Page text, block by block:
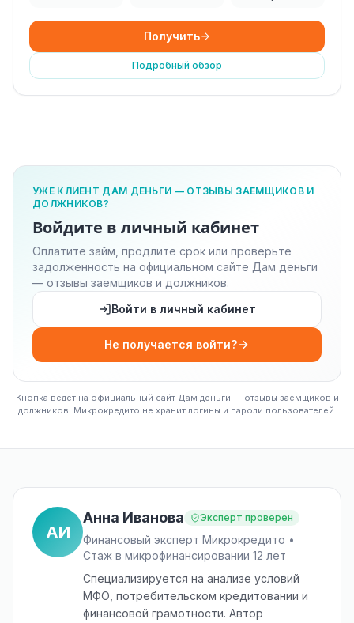
Получить
Подробный обзор
УЖЕ КЛИЕНТ ДАМ ДЕНЬГИ — ОТЗЫВЫ ЗАЕМЩИКОВ И
ДОЛЖНИКОВ?
Войдите в личный кабинет
Оплатите займ, продлите срок или проверьте
задолженность на официальном сайте Дам деньги
— отзывы заемщиков и должников.
Войти в личный кабинет
Не получается войти?
Кнопка ведёт на официальный сайт Дам деньги — отзывы заемщиков и
должников. Микрокредито не хранит логины и пароли пользователей.
АИ
Анна Иванова Эксперт проверен
Финансовый эксперт Микрокредито •
Стаж в микрофинансировании 12 лет
Специализируется на анализе условий
МФО, потребительском кредитовании и
финансовой грамотности. Автор